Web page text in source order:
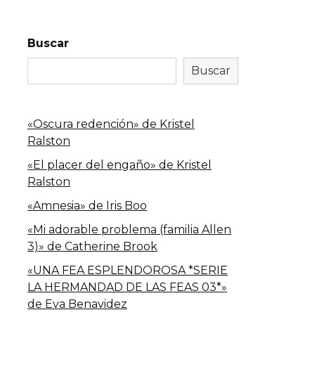
Buscar
Buscar
«Oscura redención» de Kristel
Ralston
«El placer del engaño» de Kristel
Ralston
«Amnesia» de Iris Boo
«Mi adorable problema (familia Allen
3)» de Catherine Brook
«UNA FEA ESPLENDOROSA *SERIE
LA HERMANDAD DE LAS FEAS 03*»
de Eva Benavidez